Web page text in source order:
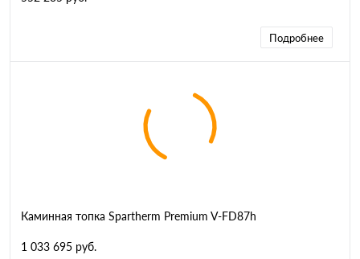
Подробнее
Каминная топка Spartherm Premium V-FD87h
1 033 695 руб.